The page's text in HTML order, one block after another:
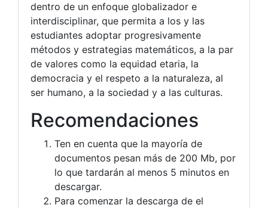
dentro de un enfoque globalizador e
interdisciplinar, que permita a los y las
estudiantes adoptar progresivamente
métodos y estrategias matemáticos, a la par
de valores como la equidad etaria, la
democracia y el respeto a la naturaleza, al
ser humano, a la sociedad y a las culturas.
Recomendaciones
Ten en cuenta que la mayoría de
documentos pesan más de 200 Mb, por
lo que tardarán al menos 5 minutos en
descargar.
Para comenzar la descarga de el